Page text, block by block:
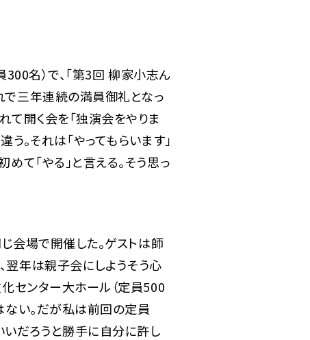
名）で、「第3回 柳家小志ん
で三年連続の満員御礼となっ
て開く会を「独演会をやりま
。それは――「やってもらいます」
て「やる」と言える。そう思っ
会場で開催した。ゲストは師
年は親子会にしよう――そう心
センター大ホール（定員500
ない。だが私は前回の定員
だろうと勝手に自分に許し